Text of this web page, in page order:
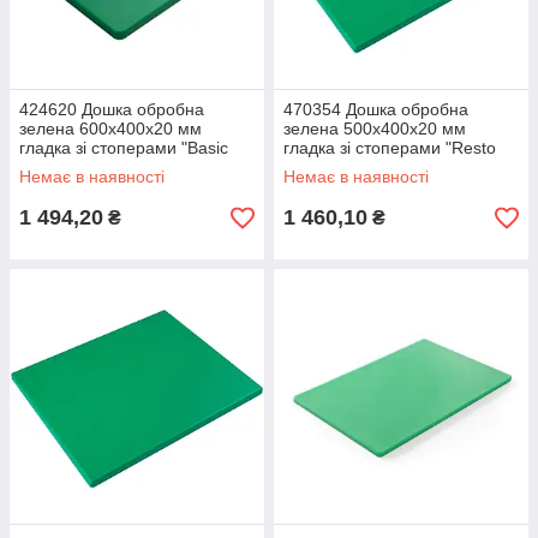
424620 Дошка обробна
зелена 600х400х20 мм
гладка зі стоперами "Basic
line" FoREST
Немає в наявності
1 494,20 ₴
470354 Дошка обробна
зелена 500х400х20 мм
гладка зі стоперами "Resto
line" FoREST
Немає в наявності
1 460,10 ₴